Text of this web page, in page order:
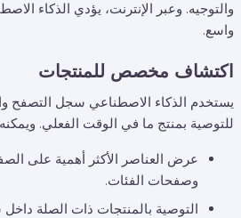
والتوجيه. وعبر الإنترنت، يؤدي الذكاء
واسع.
اكتشاف مخصص للمنتجات
يستخدم الذكاء الاصطناعي سجل التصفح
للتوصية بمنتج ما في الوقت الفعلي.
عرض العناصر الأكثر أهمية على
وصفحات الفئات.
التوصية بالمنتجات ذات الصلة